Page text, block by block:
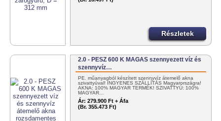
Részletek
2.0 - PESZ 600 K MAGAS szennyezett víz és
szennyvíz…
PE. műanyagból készített szennyvíz átemelő akna
szivattyúval! INGYENES SZÁLLÍTÁS Magyarországra!
AKNA: 100% MAGYAR TERMÉK! SZIVATTYÚ: 100%
MAGYAR…
Ár: 279.900 Ft + Áfa
(Br. 355.473 Ft)